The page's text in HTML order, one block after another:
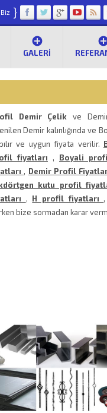
}
GALERI
Demir Çelik ve
Demir kalınlığında ve
ve uygun fiyata verilir.
fiyatları
, Boyali
, Demir Profil
kutu profil
, H profİl fiyatları ,
bize sormadan karar